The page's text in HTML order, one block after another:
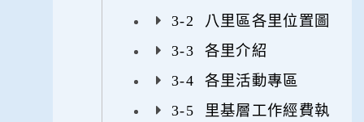
3-2 八里區各里位置圖
3-3 各里介紹
3-4 各里活動專區
3-5 里基層工作經費執